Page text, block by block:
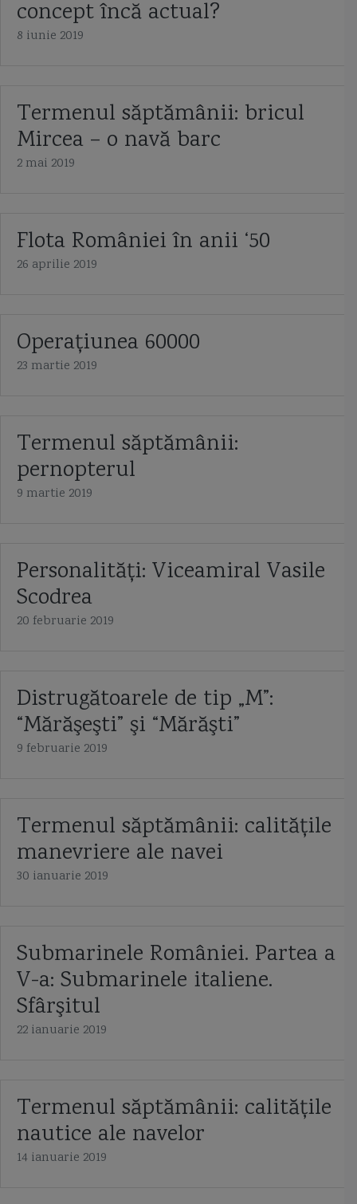
concept încă actual?
8 iunie 2019
Termenul săptămânii: bricul
Mircea – o navă barc
2 mai 2019
Flota României în anii ‘50
26 aprilie 2019
Operaţiunea 60000
23 martie 2019
Termenul săptămânii:
pernopterul
9 martie 2019
Personalități: Viceamiral Vasile
Scodrea
20 februarie 2019
Distrugătoarele de tip „M”:
“Mărăşeşti” şi “Mărăşti”
9 februarie 2019
Termenul săptămânii: calităţile
manevriere ale navei
30 ianuarie 2019
Submarinele României. Partea a
V-a: Submarinele italiene.
Sfârşitul
22 ianuarie 2019
Termenul săptămânii: calităţile
nautice ale navelor
14 ianuarie 2019